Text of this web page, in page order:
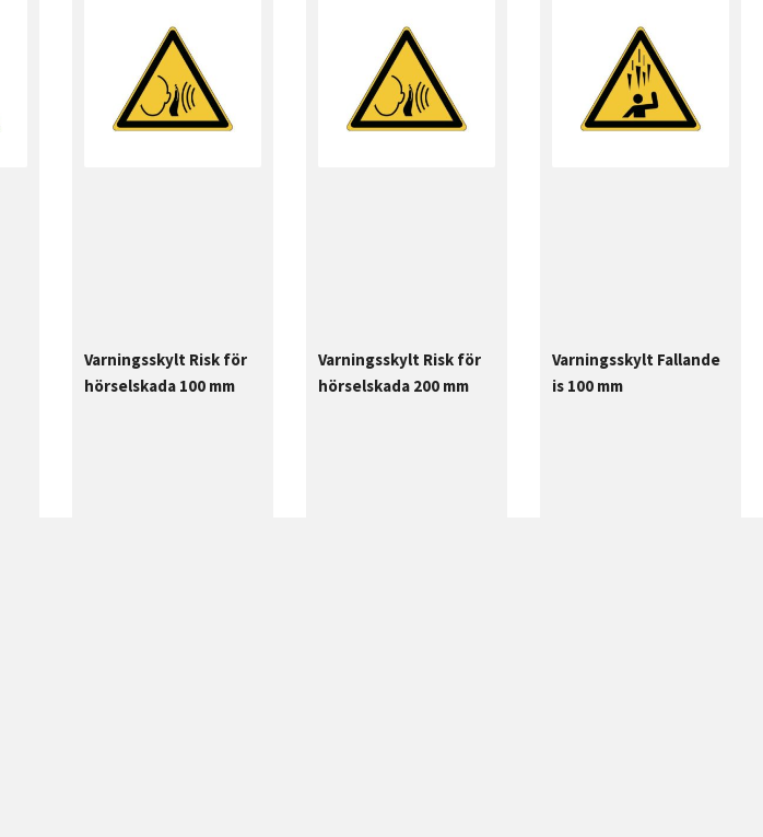
Varningsskylt Risk för
hörselskada 100 mm
Varningsskylt Risk för
hörselskada 200 mm
Varningsskylt Fallande
is 100 mm